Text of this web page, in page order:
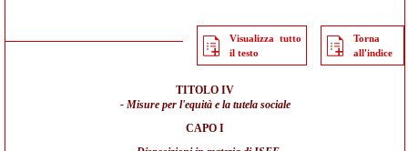
Visualizza tutto
il testo
Torna
all'indice
TITOLO IV
- Misure per l'equità e la tutela sociale
CAPO I